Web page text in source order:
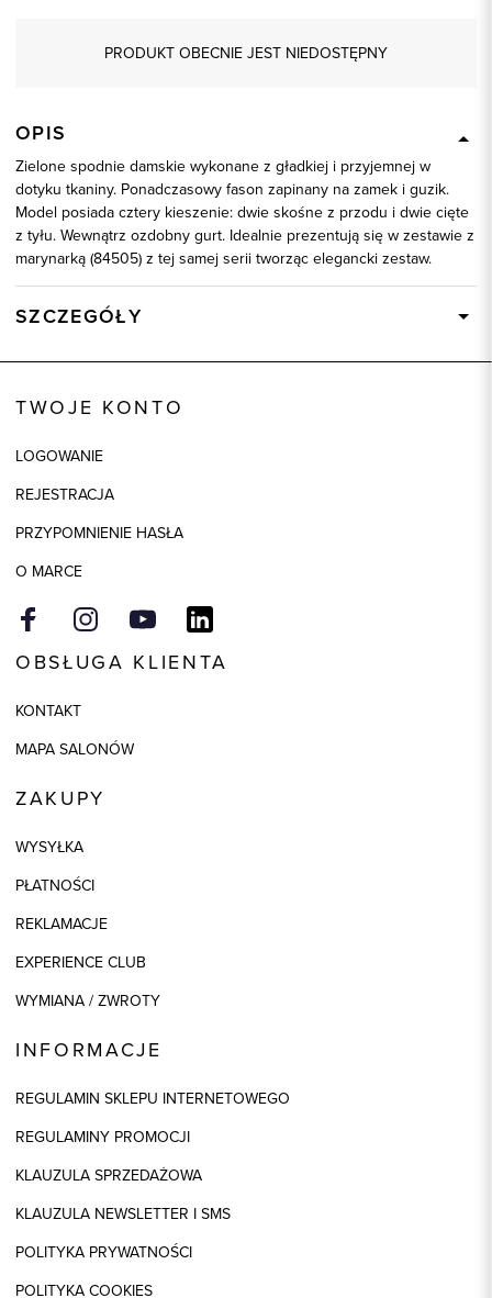
PRODUKT OBECNIE JEST NIEDOSTĘPNY
OPIS
Zielone spodnie damskie wykonane z gładkiej i przyjemnej w
dotyku tkaniny. Ponadczasowy fason zapinany na zamek i guzik.
Model posiada cztery kieszenie: dwie skośne z przodu i dwie cięte
z tyłu. Wewnątrz ozdobny gurt. Idealnie prezentują się w zestawie z
marynarką (84505) z tej samej serii tworząc elegancki zestaw.
SZCZEGÓŁY
Składy podszewek
Model
Kolor
TWOJE KONTO
LOGOWANIE
REJESTRACJA
PRZYPOMNIENIE HASŁA
O MARCE
OBSŁUGA KLIENTA
KONTAKT
MAPA SALONÓW
ZAKUPY
WYSYŁKA
PŁATNOŚCI
REKLAMACJE
EXPERIENCE CLUB
WYMIANA / ZWROTY
INFORMACJE
REGULAMIN SKLEPU INTERNETOWEGO
REGULAMINY PROMOCJI
KLAUZULA SPRZEDAŻOWA
KLAUZULA NEWSLETTER I SMS
POLITYKA PRYWATNOŚCI
POLITYKA COOKIES